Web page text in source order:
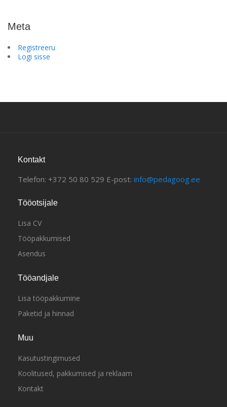
Meta
Registreeru
Logi sisse
Kontakt
Telefon: +372 50 80 529 E-post: info@pedagoog.ee
Tööotsijale
Lisa CV
Tööpakkumised
Asendus
Tööandjale
Lisa tööpakkumine
Paketid ja hinnad
Muu
Kasutustingimused
Koolitused, pakkumised ja reklaam
Kontakt